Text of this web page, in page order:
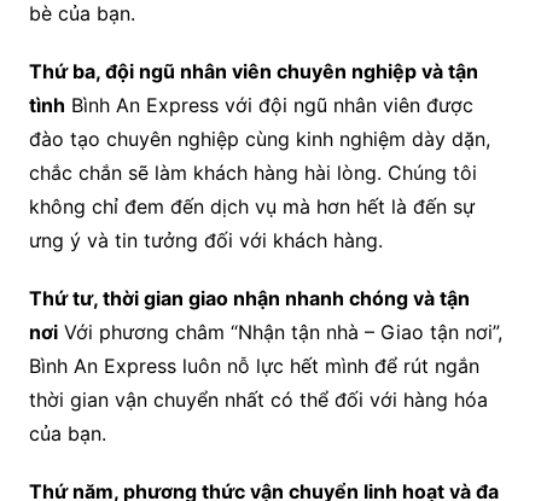
bè của bạn.
Thứ ba, đội ngũ nhân viên chuyên nghiệp và tận
tình Bình An Express với đội ngũ nhân viên được
đào tạo chuyên nghiệp cùng kinh nghiệm dày dặn,
chắc chắn sẽ làm khách hàng hài lòng. Chúng tôi
không chỉ đem đến dịch vụ mà hơn hết là đến sự
ưng ý và tin tưởng đối với khách hàng.
Thứ tư, thời gian giao nhận nhanh chóng và tận
nơiVới phương châm “Nhận tận nhà – Giao tận nơi”,
Bình An Express luôn nỗ lực hết mình để rút ngắn
thời gian vận chuyển nhất có thể đối với hàng hóa
của bạn.
Thứ năm, phương thức vận chuyển linh hoạt và đa